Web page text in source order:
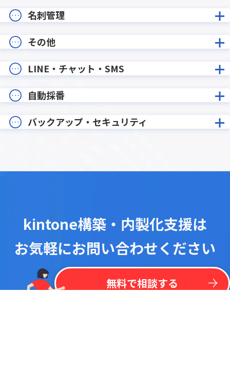
名刺管理
その他
LINE・チャット・SMS
自動採番
バックアップ・セキュリティ
kintone構築・内製化支援は
お気軽にお問い合わせください
無料で相談する
無料
最新リス トを 一括 掲載！
kintone
プラグイン